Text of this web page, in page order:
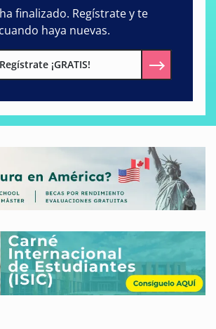
finalizado. Regístrate y te
haya nuevas.
Regístrate ¡GRATIS!